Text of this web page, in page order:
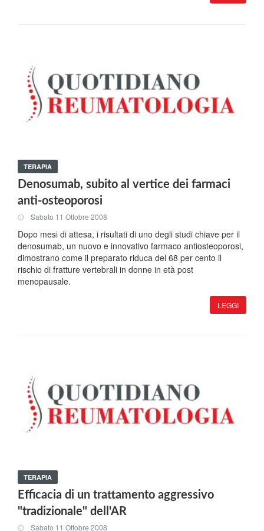
TERAPIA
Denosumab, subito al vertice dei farmaci
anti-osteoporosi
Sabato 11 Ottobre 2008
Dopo mesi di attesa, i risultati di uno degli studi chiave per il
denosumab, un nuovo e innovativo farmaco antiosteoporosi,
dimostrano come il preparato riduca del 68 per cento il
rischio di fratture vertebrali in donne in età post
menopausale.
LEGGI
TERAPIA
Efficacia di un trattamento aggressivo
"tradizionale" dell'AR
Sabato 11 Ottobre 2008